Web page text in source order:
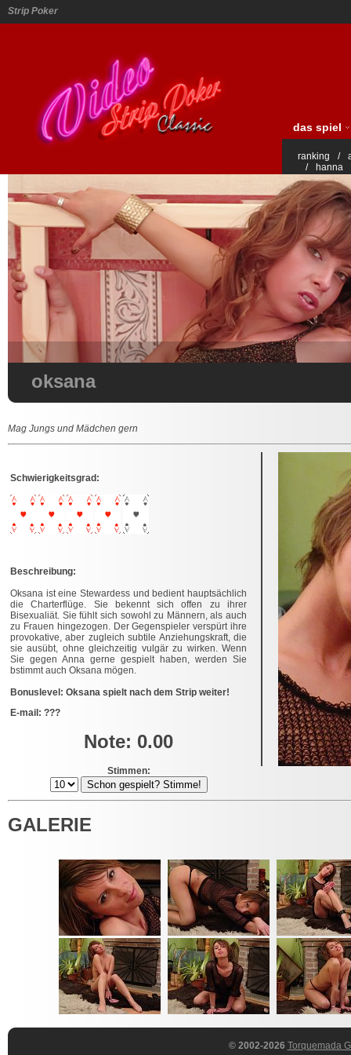
Strip Poker
das spiel
ranking /
/
hanna
vicki
/
anette
patricia
/
nadia und
amelie
sara
/
letitiameg /
oksana
Mag Jungs und Mädchen gern
Schwierigkeitsgrad:
Beschreibung:
Oksana ist eine Stewardess und bedient hauptsächlich
die Charterflüge. Sie bekennt sich offen zu ihrer
Bisexualiät. Sie fühlt sich sowohl zu Männern, als auch
zu Frauen hingezogen. Der Gegenspieler verspürt ihre
provokative, aber zugleich subtile Anziehungskraft, die
sie ausübt, ohne gleichzeitig vulgär zu wirken. Wenn
Sie gegen Anna gerne gespielt haben, werden Sie
bstimmt auch Oksana mögen.
Bonuslevel: Oksana spielt nach dem Strip weiter!
E-mail: ???
Note: 0.00
Stimmen:
GALERIE
© 2002-2026 Torquemada